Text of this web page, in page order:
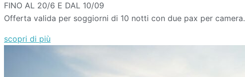
FINO AL 20/6 E DAL 10/09
Offerta valida per soggiorni di 10 notti con due pax per camera.
scopri di più